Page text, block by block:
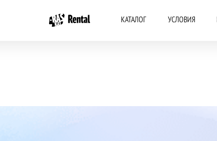
УСЛОВИЯ
КАТАЛОГ